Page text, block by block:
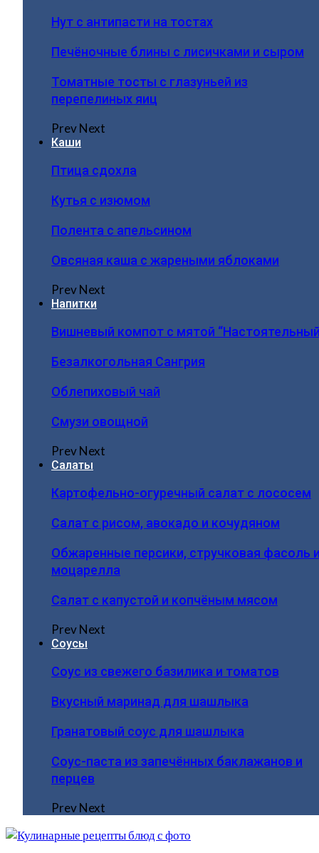
Нут с антипасти на тостах
Печёночные блины с лисичками и сыром
Томатные тосты с глазуньей из
перепелиных яиц
PrevNext
Каши
Птица сдохла
Кутья с изюмом
Полента с апельсином
Овсяная каша с жареными яблоками
PrevNext
Напитки
Вишневый компот с мятой
Безалкогольная Сангрия
Облепиховый чай
Смузи овощной
PrevNext
Салаты
Картофельно-огуречный салат с лососем
Салат с рисом, авокадо и кочудяном
Обжаренные персики, стручковая фасоль
моцарелла
Салат с капустой и копчёным мясом
PrevNext
Соусы
Соус из свежего базилика и томатов
Вкусный маринад для шашлыка
Гранатовый соус для шашлыка
Соус-паста из запечённых баклажанов и
перцев
PrevNext